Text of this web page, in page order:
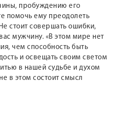
пробуждению его
помочь ему преодолеть
стоит совершать ошибки,
мужчину. «В этом мире нет
чем способность быть
и освещать своим светом
в нашей судьбе и духом
в этом состоит смысл